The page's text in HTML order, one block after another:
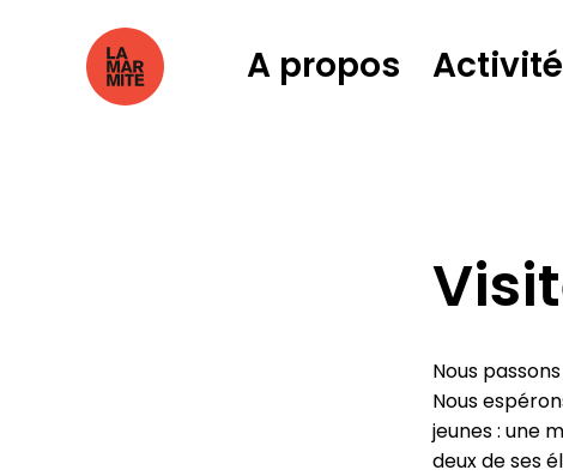
Nous
Nous
jeunes : une
deux de ses
A propos